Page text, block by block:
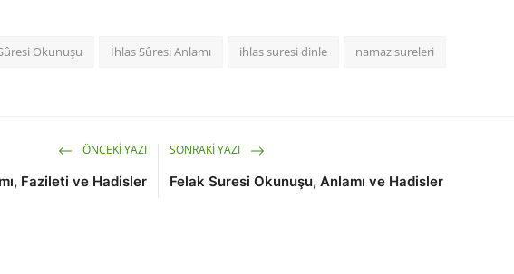
Okunuşu İhlas Sûresi Anlamı ihlas suresi dinle namaz sureleri
ÖNCEKI YAZI
Fazileti ve Hadisler
SONRAKI YAZI
Felak Suresi Okunuşu, Anlamı ve Hadisler